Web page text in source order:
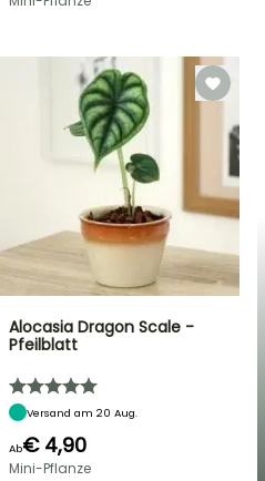
Alocasia Dragon Scale -
Pfeilblatt
Versand am 20 Aug.
Ab€ 4,90
Mini-Pflanze